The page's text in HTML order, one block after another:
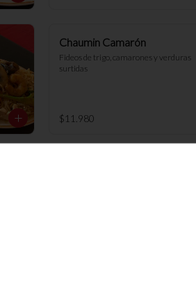
Chaumin Camarón
Fideos de trigo, camarones y verduras
surtidas
$11.980